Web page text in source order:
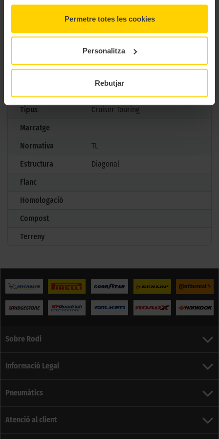
Permetre totes les cookies
Personalitza
Rebutjar
Dunlop
Model
D 404
140/90 D 15 70H TL
Aplicació
Darrera
Tipus
Cruiser Touring
Marcatge
Normativa
TL
Estructura
Diagonal
Flanc
Homologació
Compost
Terreny
Sobre Rodi
Informació Legal
Pneumàtics
Atenció al client